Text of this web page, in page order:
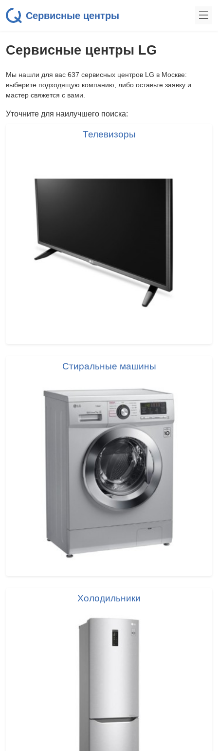
Сервисные центры
Сервисные центры LG
Мы нашли для вас 637 сервисных центров LG в Москве:
выберите подходящую компанию, либо оставьте заявку и
мастер свяжется с вами.
Уточните для наилучшего поиска:
Телевизоры
Стиральные машины
Холодильники